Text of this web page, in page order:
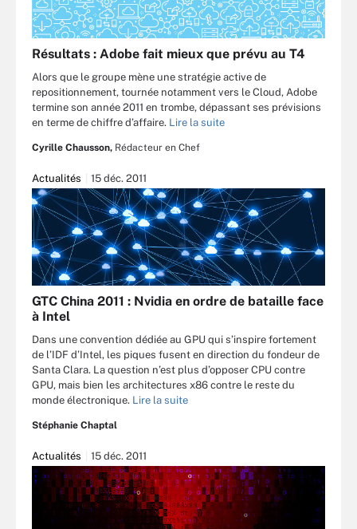
Résultats : Adobe fait mieux que prévu au T4
Alors que le groupe mène une stratégie active de
repositionnement, tournée notamment vers le Cloud, Adobe
termine son année 2011 en trombe, dépassant ses prévisions
en terme de chiffre d’affaire. Lire la suite
Cyrille Chausson, Rédacteur en Chef
Actualités 15 déc. 2011
GTC China 2011 : Nvidia en ordre de bataille face
à Intel
Dans une convention dédiée au GPU qui s’inspire fortement
de l’IDF d’Intel, les piques fusent en direction du fondeur de
Santa Clara. La question n’est plus d’opposer CPU contre
GPU, mais bien les architectures x86 contre le reste du
monde électronique. Lire la suite
Stéphanie Chaptal
Actualités 15 déc. 2011